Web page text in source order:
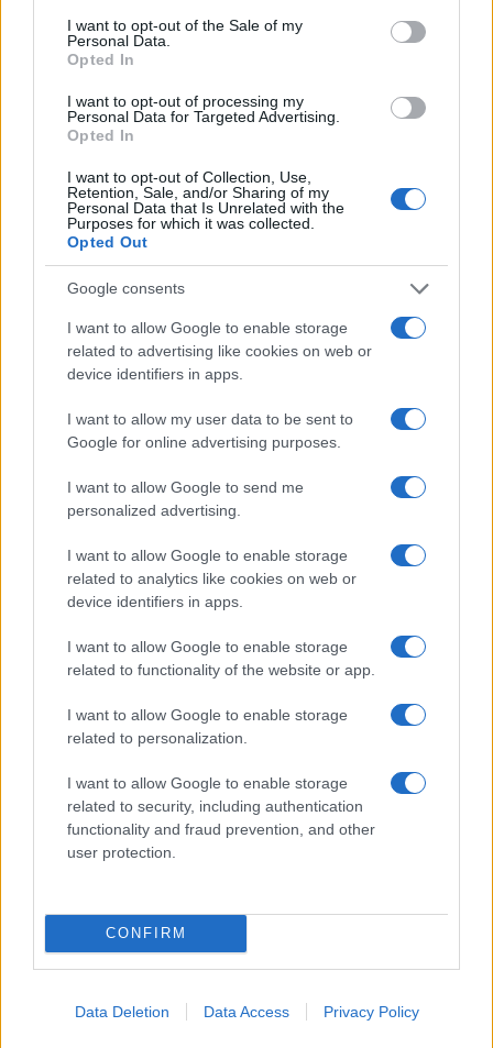
consent section.
I want to opt-out of the Sale of my
Personal Data.
Opted In
I want to opt-out of processing my
Personal Data for Targeted Advertising.
Opted In
I want to opt-out of Collection, Use,
Retention, Sale, and/or Sharing of my
Personal Data that Is Unrelated with the
Purposes for which it was collected.
Opted Out
Google consents
I want to allow Google to enable storage
related to advertising like cookies on web or
device identifiers in apps.
I want to allow my user data to be sent to
Google for online advertising purposes.
I want to allow Google to send me
personalized advertising.
I want to allow Google to enable storage
related to analytics like cookies on web or
device identifiers in apps.
I want to allow Google to enable storage
related to functionality of the website or app.
I want to allow Google to enable storage
related to personalization.
I want to allow Google to enable storage
related to security, including authentication
functionality and fraud prevention, and other
user protection.
CONFIRM
Data Deletion Data Access Privacy Policy
Nemzetközi Rövidfilmfesztivál
Fresh Meet Work in Progress díj
Amellett, hogy a Friss Hús az Oscar-kvalifikáló státuszt
elnyerte, a szakmai programok terén is új szintre lépett: első
ízben rendezték meg saját filmes vásárukat és filmipari
még gyártás vagy utómunka alatt áll. Célja, hogy a még
befejezetlen filmek is reflektorfénybe kerüljenek, ami a film
(r. Konrád Zsuzsanna, Knopp Eszter) című projektet díjazta.
Elmondásuk szerint „aValami vad
fürdőszobába zárt család mindennapjaiban és
konfliktusaiban munkáló népi hiedelmeket, babonákat és a
mindannyiunk érzelmeit, gondolatait meghatározó archaikus
képzeletet mutatja meg, miközben a film sajátos, közép-
kelet-európai humorral írja újra KafkaÁtváltozás
társadalmi mobilitás generációkon belüli feszültségeit egy
eminens diák nézőpontján keresztül érzékenyen,
ugyanakkor szatirikusan viszi színre. A készülő filmterv iránt
a Fresh Meet Marketre meghívott sales ügynökök,
forgalmazók és fesztiválválogatók is élénk érdeklődést
mutatnak, komoly potenciált látnak benne.”
Balázs Béla Rövidfilmíró Pályázat
és Workshop
A Pitchfórum mellett idén harmadszor a kisfilmes